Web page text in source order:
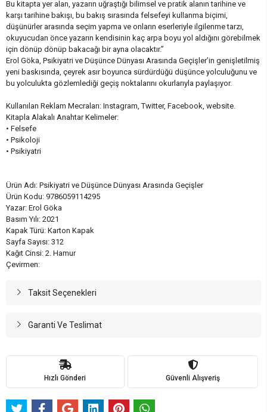
Bu kitapta yer alan, yazarın uğraştığı bilimsel ve pratik alanın tarihine ve
karşı tarihine bakışı, bu bakış sırasında felsefeyi kullanma biçimi,
düşünürler arasında seçim yapma ve onların eserleriyle ilgilenme tarzı,
okuyucudan önce yazarın kendisinin kaç arpa boyu yol aldığını görebilmek
için dönüp dönüp bakacağı bir ayna olacaktır.”
Erol Göka, Psikiyatri ve Düşünce Dünyası Arasında Geçişler’in genişletilmiş
yeni baskısında, çeyrek asır boyunca sürdürdüğü düşünce yolculuğunu ve
bu yolculukta gözlemlediği geçiş noktalarını okurlarıyla paylaşıyor.
Kullanılan Reklam Mecraları: Instagram, Twitter, Facebook, website.
Kitapla Alakalı Anahtar Kelimeler:
• Felsefe
• Psikoloji
• Psikiyatri
Ürün Adı: Psikiyatri ve Düşünce Dünyası Arasında Geçişler
Ürün Kodu: 9786059114295
Yazar: Erol Göka
Basım Yılı: 2021
Kapak Türü: Karton Kapak
Sayfa Sayısı: 312
Kağıt Cinsi: 2. Hamur
Çevirmen:
Taksit Seçenekleri
Garanti Ve Teslimat
Hızlı Gönderi Güvenli Alışveriş